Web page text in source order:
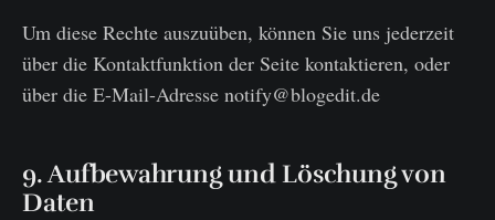
Um diese Rechte auszuüben, können Sie uns jederzeit
über die Kontaktfunktion der Seite kontaktieren, oder
über die E-Mail-Adresse notify@blogedit.de
9. Aufbewahrung und Löschung von
Daten